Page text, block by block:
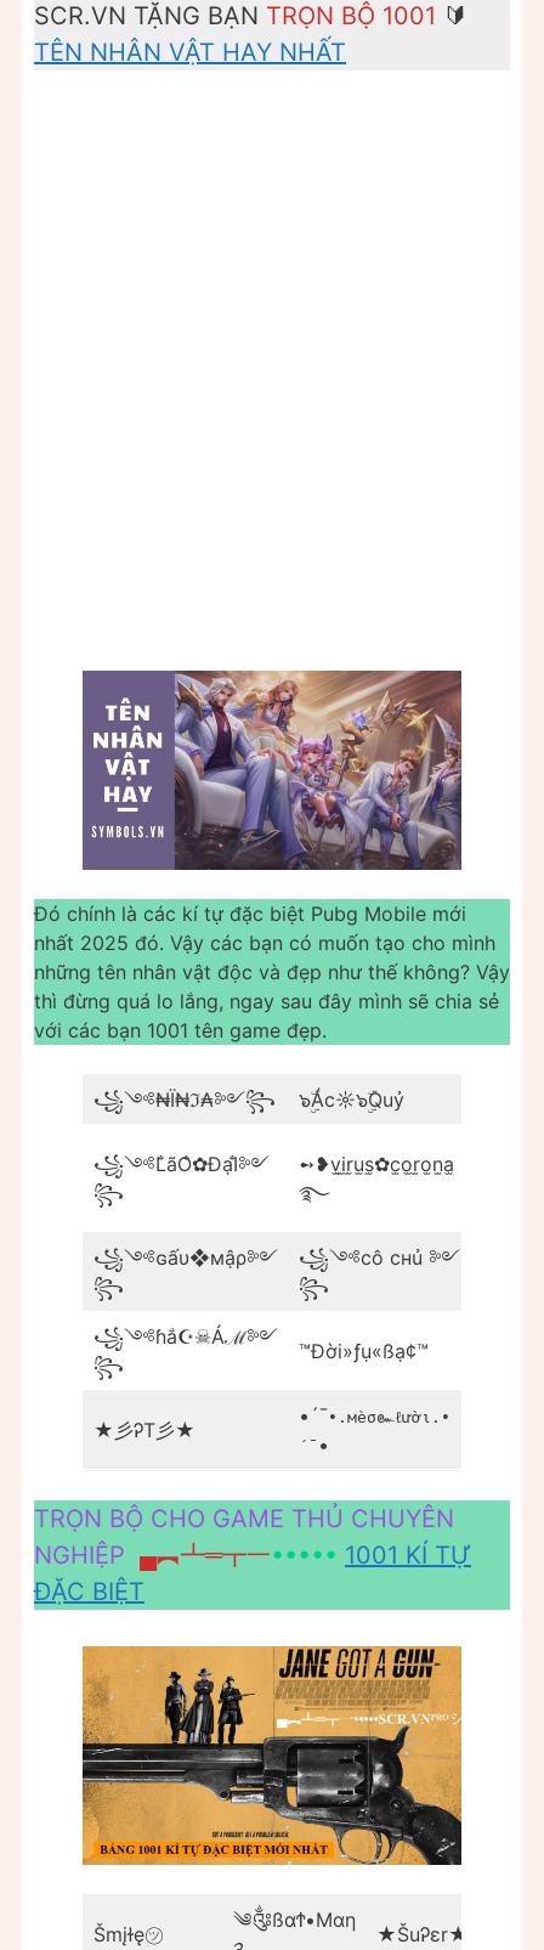
SCR.VN TẶNG BẠN TRỌN BỘ 1001 🔰
TÊN NHÂN VẬT HAY NHẤT
Đó chính là các kí tự đặc biệt Pubg Mobile mới
nhất 2025 đó. Vậy các bạn có muốn tạo cho mình
những tên nhân vật độc và đẹp như thế không? Vậy
thì đừng quá lo lắng, ngay sau đây mình sẽ chia sẻ
với các bạn 1001 tên game đẹp.
꧁༺₦Ї₦ℑ₳༻꧂ ๖ۣۜÁc☼๖ۣۜQuỷ
꧁༺L̐ãO̐✿ĐạI̐༻
꧂
➻❥v̫i̫r̫u̫s̫✿c̫o̫r̫o̫n̫a̫
࿐
꧁༺ɢấυ❖мậρ༻
꧂
꧁༺cô cнủ ༻
꧂
꧁༺ɦắ☪☠Áℳ༻
꧂
™Đời»ƒụ«ßạ¢™
★彡ᎮT彡★
•´¯•.мèσ๛ℓườι.•
´¯ •
TRỌN BỘ CHO GAME THỦ CHUYÊN
NGHIỆP ▄︻┻═┳一••••• 1001 KÍ TỰ
ĐẶC BIỆT
Šmįɫę㋡
༄༂ßαϮ•Mαη
★ŠuᎮεr★